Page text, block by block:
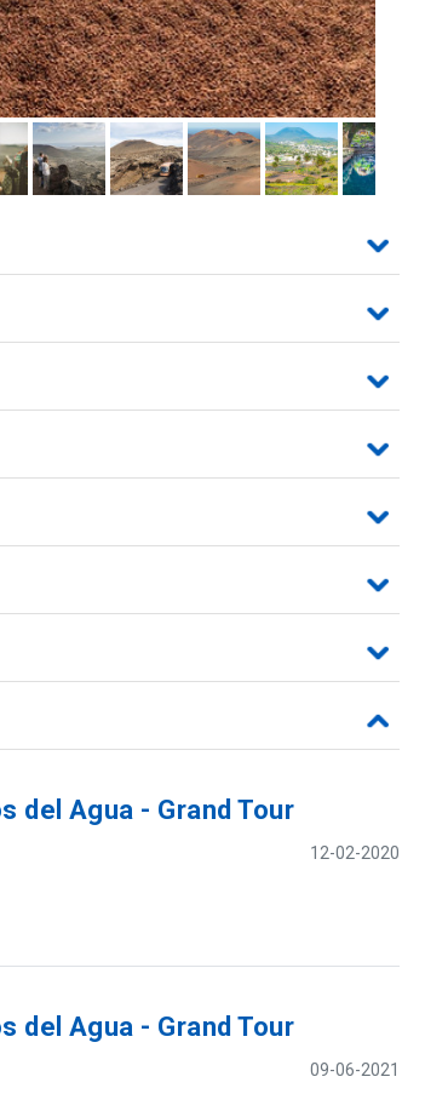
del Agua - Grand Tour
12-02-2020
del Agua - Grand Tour
09-06-2021